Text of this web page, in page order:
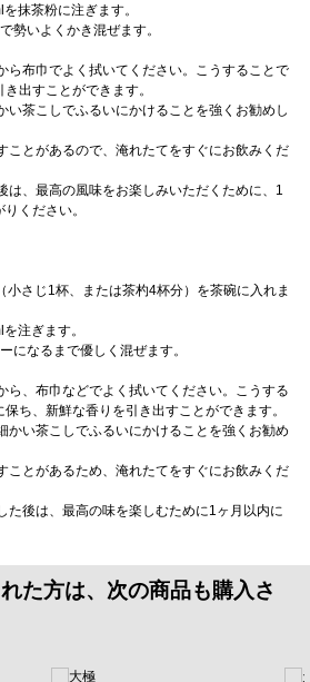
抹茶粉に注ぎます。
勢いよくかき混ぜます。
布巾でよく拭いてください。こうすることで
出すことができます。
茶こしでふるいにかけることを強くお勧めし
とがあるので、淹れたてをすぐにお飲みくだ
、最高の風味をお楽しみいただくために、1
ください。
小さじ1杯、または茶杓4杯分）を茶碗に入れま
注ぎます。
になるまで優しく混ぜます。
、布巾などでよく拭いてください。こうする
ち、新鮮な香りを引き出すことができます。
い茶こしでふるいにかけることを強くお勧め
とがあるため、淹れたてをすぐにお飲みくだ
後は、最高の味を楽しむために1ヶ月以内に
た方は、次の商品も購入さ